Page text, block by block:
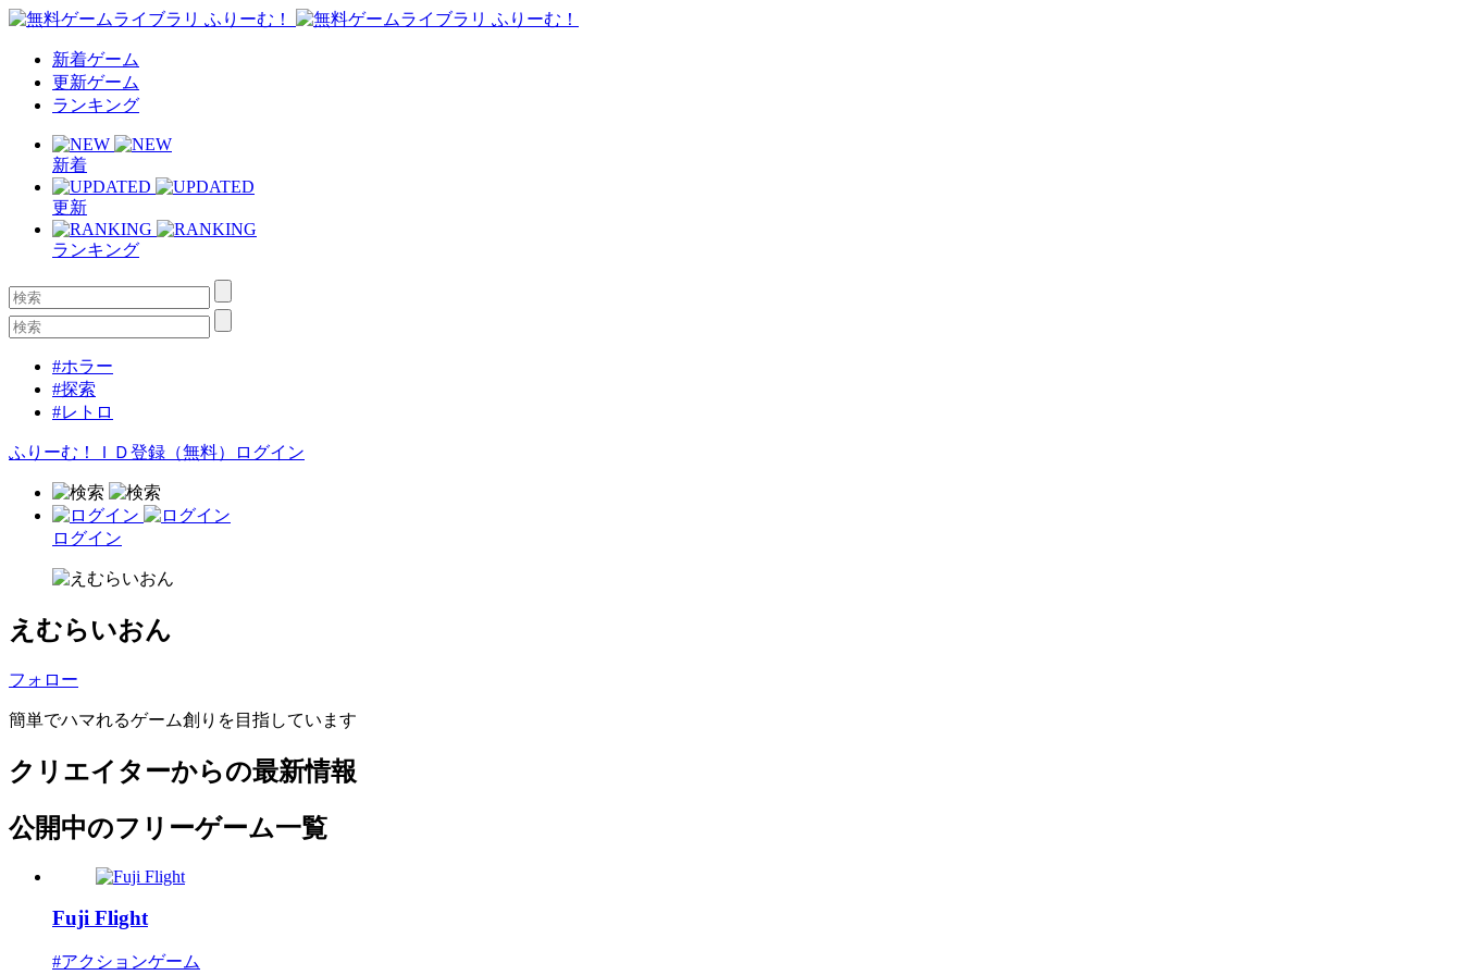
新着ゲーム
更新ゲーム
ランキング
新着
更新
ランキング
#ホラー
#探索
#レトロ
ふりーむ！ＩＤ登録（無料） ログイン
ログイン
えむらいおん
フォロー
簡単でハマれるゲーム創りを目指しています
クリエイターからの最新情報
公開中のフリーゲーム一覧
Fuji Flight
#アクションゲーム